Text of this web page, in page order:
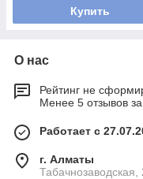
Купить
О нас
Рейтинг не
Менее 5 отзывов
Работает с
г. Алматы